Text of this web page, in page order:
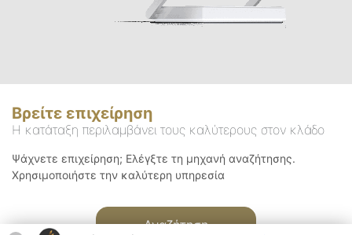
Βρείτε επιχείρηση
Η κατάταξη περιλαμβάνει τους καλύτερους στον κλάδο
Ψάχνετε επιχείρηση; Ελέγξτε τη μηχανή αναζήτησης.
Χρησιμοποιήστε την καλύτερη υπηρεσία
Αναζήτηση